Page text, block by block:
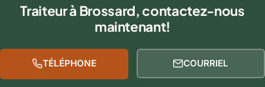
Traiteur à Brossard, contactez-nous
maintenant!
TÉLÉPHONE COURRIEL